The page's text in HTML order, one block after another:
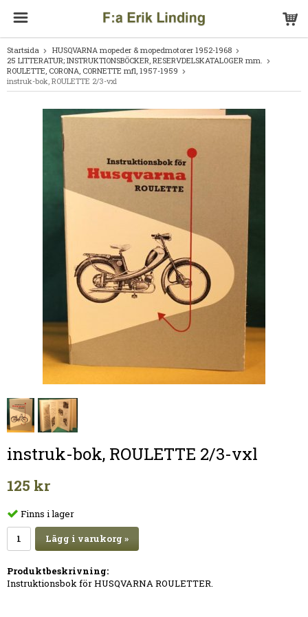
Startsida
HUSQVARNA mopeder & mopedmotorer 1952-1968
25 LITTERATUR; INSTRUKTIONSBÖCKER, RESERVDELSKATALOGER mm.
ROULETTE, CORONA, CORNETTE mfl, 1957-1959
instruk-bok, ROULETTE 2/3-vxl
instruk-bok, ROULETTE 2/3-vxl
125 kr
Finns i lager
Lägg i varukorg »
Produktbeskrivning:
Instruktionsbok för HUSQVARNA ROULETTER.